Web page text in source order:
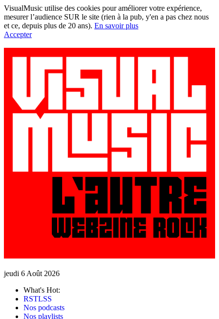
VisualMusic utilise des cookies pour améliorer votre expérience,
mesurer l’audience SUR le site (rien à la pub, y'en a pas chez nous
et ce, depuis plus de 20 ans). En savoir plus
Accepter
jeudi 6 Août 2026
What's Hot:
RSTLSS
Nos podcasts
Nos playlists